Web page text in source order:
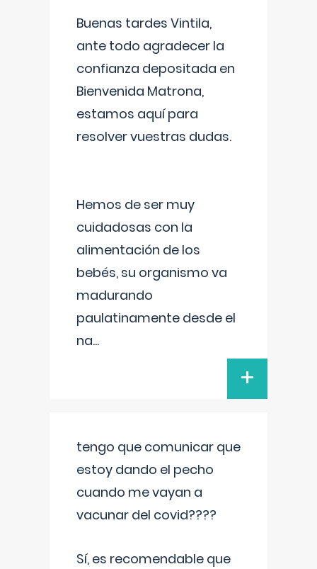
Buenas tardes Vintila,
ante todo agradecer la
confianza depositada en
Bienvenida Matrona,
estamos aquí para
resolver vuestras dudas.
Hemos de ser muy
cuidadosas con la
alimentación de los
bebés, su organismo va
madurando
paulatinamente desde el
na...
+
tengo que comunicar que
estoy dando el pecho
cuando me vayan a
vacunar del covid????
Sí, es recomendable que